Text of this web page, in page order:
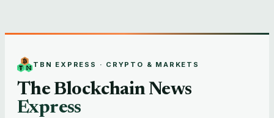
TBN EXPRESS · CRYPTO & MARKETS
The Blockchain News
Express